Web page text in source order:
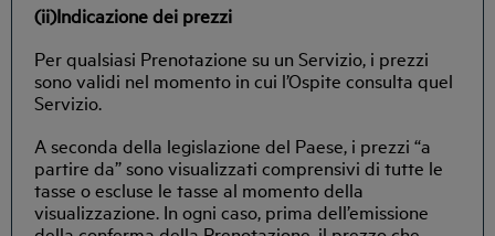
(ii)Indicazione dei prezzi
Per qualsiasi Prenotazione su un Servizio, i prezzi
sono validi nel momento in cui l’Ospite consulta quel
Servizio.
A seconda della legislazione del Paese, i prezzi “a
partire da” sono visualizzati comprensivi di tutte le
tasse o escluse le tasse al momento della
visualizzazione. In ogni caso, prima dell’emissione